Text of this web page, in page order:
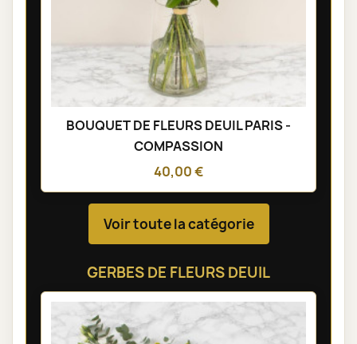
BOUQUET DE FLEURS DEUIL PARIS -
COMPASSION
40,00 €
Voir toute la catégorie
GERBES DE FLEURS DEUIL